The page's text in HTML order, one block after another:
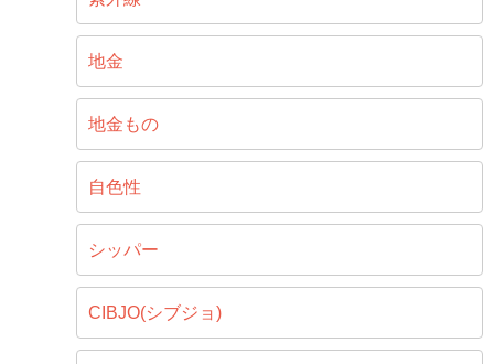
地金
地金もの
自色性
シッパー
CIBJO(シブジョ)